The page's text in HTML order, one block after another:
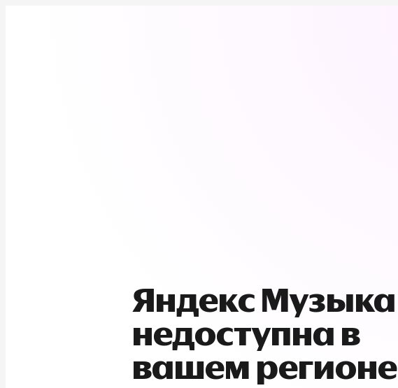
Яндекс Музыка
недоступна в
вашем регионе